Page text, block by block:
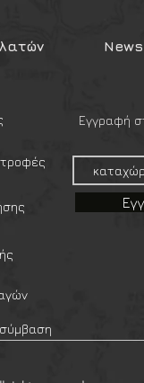
Εγγραφή